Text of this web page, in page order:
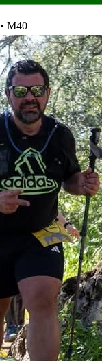
• M40